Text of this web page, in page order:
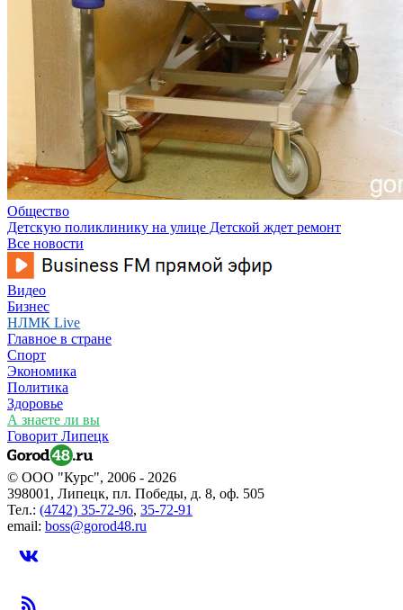
Общество
Детскую поликлинику на улице Детской ждет ремонт
Все новости
Видео
Бизнес
НЛМК Live
Главное в стране
Спорт
Экономика
Политика
Здоровье
А знаете ли вы
Говорит Липецк
© ООО "Курс", 2006 - 2026
398001, Липецк, пл. Победы, д. 8, оф. 505
Тел.: (4742) 35-72-96, 35-72-91
email: boss@gorod48.ru